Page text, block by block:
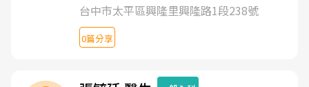
台中市太平區興隆里興隆路1段238號
0篇分享